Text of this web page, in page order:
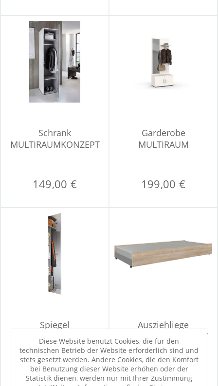
Schrank
MULTIRAUMKONZEPT
149,00 €
Garderobe
MULTIRAUM
199,00 €
Spiegel
MULTIRAUMKONZEPT
69,90 €
Ausziehliege
MULTIRAUMKONZEPT
119,00 €
Diese Website benutzt Cookies, die für den
technischen Betrieb der Website erforderlich sind und
stets gesetzt werden. Andere Cookies, die den Komfort
bei Benutzung dieser Website erhöhen oder der
Statistik dienen, werden nur mit Ihrer Zustimmung